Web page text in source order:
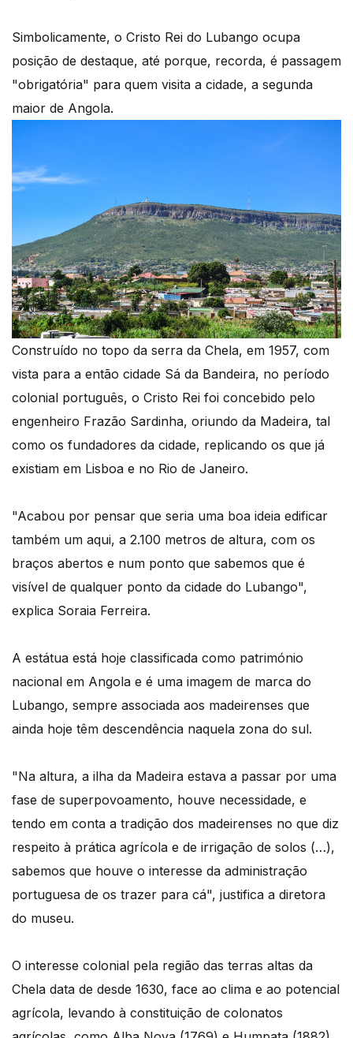
Simbolicamente, o Cristo Rei do Lubango ocupa
posição de destaque, até porque, recorda, é passagem
"obrigatória" para quem visita a cidade, a segunda
maior de Angola.
Construído no topo da serra da Chela, em 1957, com
vista para a então cidade Sá da Bandeira, no período
colonial português, o Cristo Rei foi concebido pelo
engenheiro Frazão Sardinha, oriundo da Madeira, tal
como os fundadores da cidade, replicando os que já
existiam em Lisboa e no Rio de Janeiro.
"Acabou por pensar que seria uma boa ideia edificar
também um aqui, a 2.100 metros de altura, com os
braços abertos e num ponto que sabemos que é
visível de qualquer ponto da cidade do Lubango",
explica Soraia Ferreira.
A estátua está hoje classificada como património
nacional em Angola e é uma imagem de marca do
Lubango, sempre associada aos madeirenses que
ainda hoje têm descendência naquela zona do sul.
"Na altura, a ilha da Madeira estava a passar por uma
fase de superpovoamento, houve necessidade, e
tendo em conta a tradição dos madeirenses no que diz
respeito à prática agrícola e de irrigação de solos (…),
sabemos que houve o interesse da administração
portuguesa de os trazer para cá", justifica a diretora
do museu.
O interesse colonial pela região das terras altas da
Chela data de desde 1630, face ao clima e ao potencial
agrícola, levando à constituição de colonatos